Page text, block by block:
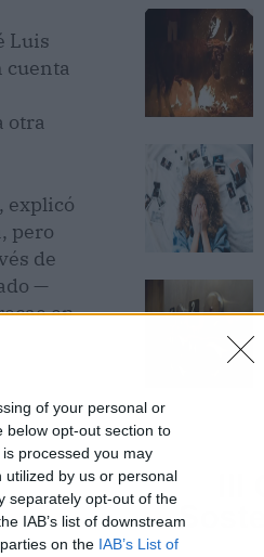
of your personal or
below opt-out section to
processed you may
by us or personal
separately opt-out of the
IAB’s list of downstream
on the IAB’s List of
Luis
cuenta
otra
explicó
pero
de
—
en